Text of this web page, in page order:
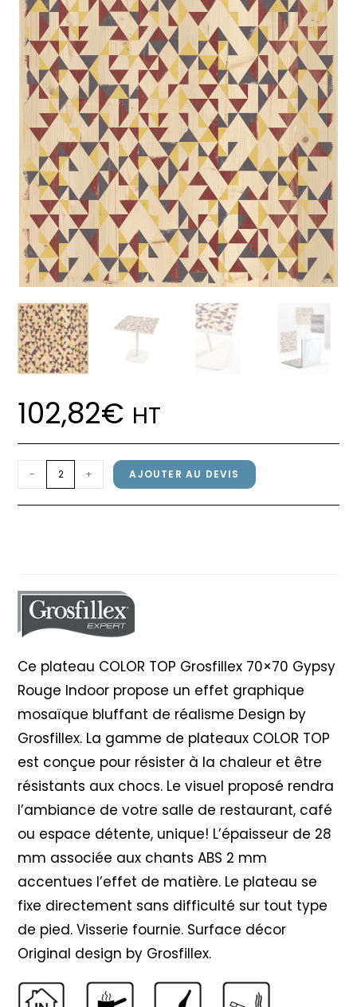
102,82€ HT
quantité
de
Plateau
70x70cm
Gypsy
Rouge
- + AJOUTER AU DEVIS
Ce plateau COLOR TOP Grosfillex 70×70 Gypsy
Rouge Indoor propose un effet graphique
mosaïque bluffant de réalisme Design by
Grosfillex. La gamme de plateaux COLOR TOP
est conçue pour résister à la chaleur et être
résistants aux chocs. Le visuel proposé rendra
l’ambiance de votre salle de restaurant, café
ou espace détente, unique! L’épaisseur de 28
mm associée aux chants ABS 2 mm
accentues l’effet de matière. Le plateau se
fixe directement sans difficulté sur tout type
de pied. Visserie fournie. Surface décor
Original design by Grosfillex.